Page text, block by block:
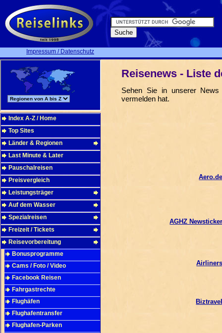
Impressum / Datenschutz
Index A-Z / Home
Top Sites
Länder & Regionen
Last Minute & Later
Pauschalreisen
Preisvergleich
Leistungsträger
Auf dem Wasser
Spezialreisen
Freizeit / Tickets
Reisevorbereitung
Bonusprogramme
Cams / Foto / Video
Facebook Reisen
Fahrgastrechte
Flughäfen
Flughafentransfer
Flughafen-Parken
Reisenews - Liste
Sehen Sie in unserer
vermelden hat.
AGHZ